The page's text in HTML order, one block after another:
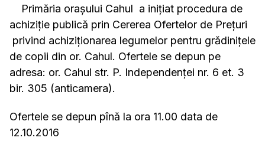
Primăria orașului Cahul a inițiat procedura de
achiziție publică prin Cererea Ofertelor de Prețuri
privind achiziționarea legumelor pentru grădinițele
de copii din or. Cahul. Ofertele se depun pe
adresa: or. Cahul str. P. Independenței nr. 6 et. 3
bir. 305 (anticamera).
Ofertele se depun pînă la ora 11.00 data de
12.10.2016